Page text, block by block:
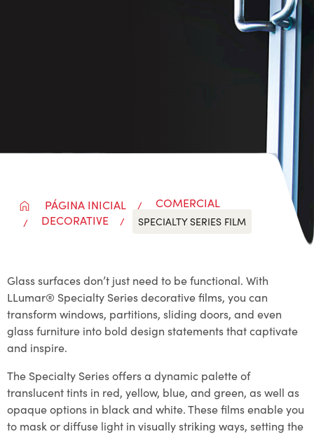
PÁGINA INICIAL
COMERCIAL
DECORATIVE
SPECIALTY SERIES FILM
Glass surfaces don’t just need to be functional. With
LLumar® Specialty Series decorative films, you can
transform windows, partitions, sliding doors, and even
glass furniture into bold design statements that captivate
and inspire.
The Specialty Series offers a dynamic palette of
translucent tints in red, yellow, blue, and green, as well as
opaque options in black and white. These films enable you
to mask or diffuse light in visually striking ways, setting the